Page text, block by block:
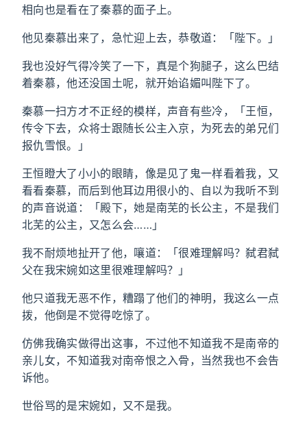
相向也是看在了秦慕的面子上。
他见秦慕出来了，急忙迎上去，恭敬道：「陛下。」
我也没好气得冷笑了一下，真是个狗腿子，这么巴结
着秦慕，他还没国土呢，就开始谄媚叫陛下了。
秦慕一扫方才不正经的模样，声音有些冷，「王恒，
传令下去，众将士跟随长公主入京，为死去的弟兄们
报仇雪恨。」
王恒瞪大了小小的眼睛，像是见了鬼一样看着我，又
看看秦慕，而后到他耳边用很小的、自以为我听不到
的声音说道：「殿下，她是南芜的长公主，不是我们
北芜的公主，又怎么会……」
我不耐烦地扯开了他，嚷道：「很难理解吗？弑君弑
父在我宋婉如这里很难理解吗？」
他只道我无恶不作，糟蹋了他们的神明，我这么一点
拨，他倒是不觉得吃惊了。
仿佛我确实做得出这事，不过他不知道我不是南帝的
亲儿女，不知道我对南帝恨之入骨，当然我也不会告
诉他。
世俗骂的是宋婉如，又不是我。